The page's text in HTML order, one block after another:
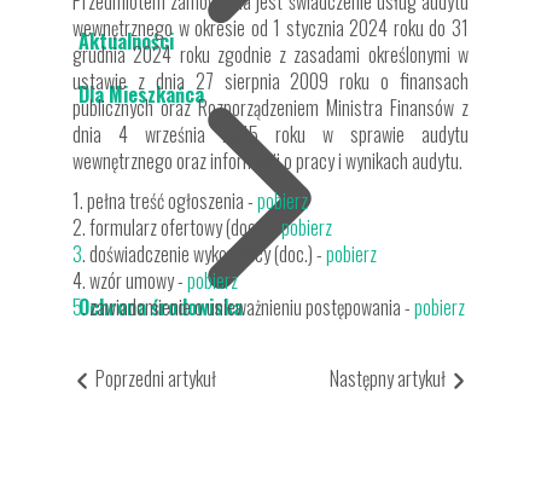
Aktualności
Dla Mieszkańca
Ochrona środowiska
wewnętrznego w okresie od 1 stycznia 2024 roku do 31
grudnia 2024 roku zgodnie z zasadami określonymi w
ustawie z dnia 27 sierpnia 2009 roku o finansach
publicznych oraz Rozporządzeniem Ministra Finansów z
dnia 4 września 2015 roku w sprawie audytu
wewnętrznego oraz informacji o pracy i wynikach audytu.
1. pełna treść ogłoszenia -pobierz
2. formularz ofertowy (doc.) -pobierz
3. doświadczenie wykonawcy (doc.) -pobierz
4. wzór umowy -pobierz
5. zawiadomienie o unieważnieniu postępowania -pobierz
Poprzedni artykuł Następny artykuł